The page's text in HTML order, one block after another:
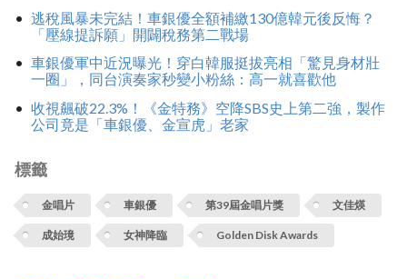
逃稅風暴未完結！車銀優全額補繳130億韓元後反悔？
「壓線提訴願」開闢稅務第二戰場
車銀優軍中近況曝光！穿白韓服挺拔亮相「驚見身材壯
一圈」，同台演奏家秒變小粉絲：高一就喜歡他
收視飆破22.3%！《金特務》空降SBS史上第二強，製作
公司竟是「車銀優、金宣虎」老家
標籤
金唱片 車銀優 第39屆金唱片獎 文佳煐
成始璄 女神降臨 Golden Disk Awards